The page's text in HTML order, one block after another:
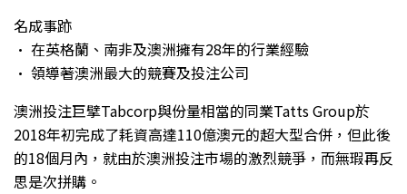
名成事跡
• 在英格蘭、南非及澳洲擁有28年的行業經驗
• 領導著澳洲最大的競賽及投注公司
澳洲投注巨擘Tabcorp與份量相當的同業Tatts Group於
2018年初完成了耗資高達110億澳元的超大型合併，但此後
的18個月內，就由於澳洲投注市場的激烈競爭，而無瑕再反
思是次拼購。